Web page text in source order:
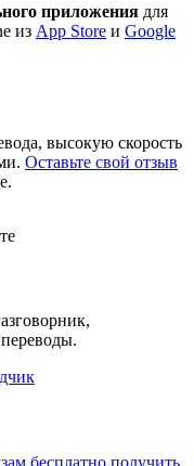
приложения для
из App Store и Google
высокую скорость
Оставьте свой отзыв
бесплатно получить